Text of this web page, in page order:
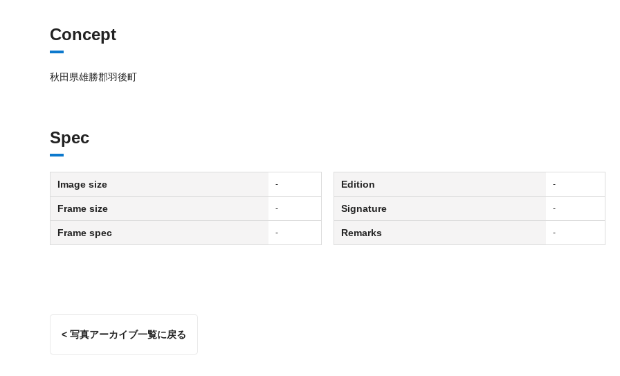
Concept
秋田県雄勝郡羽後町
Spec
Image size -
Frame size -
Frame spec -
Edition -
Signature -
Remarks -
< 写真アーカイブ一覧に戻る